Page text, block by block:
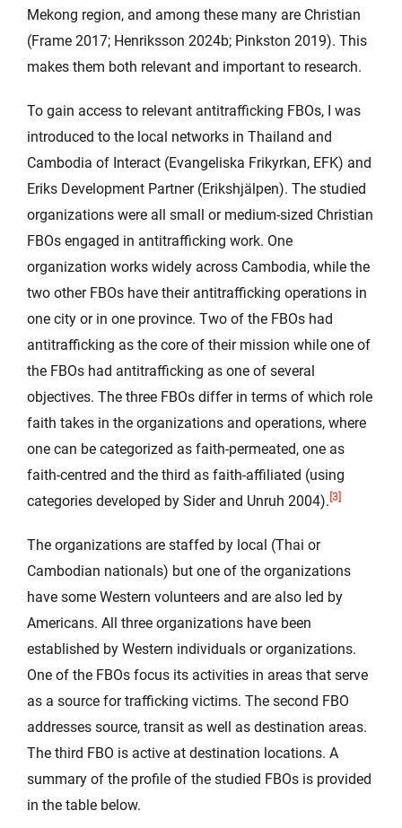
Mekong region, and among these many are Christian
(Frame 2017; Henriksson 2024b; Pinkston 2019). This
makes them both relevant and important to research.
To gain access to relevant antitrafficking FBOs, I was
introduced to the local networks in Thailand and
Cambodia of Interact (Evangeliska Frikyrkan, EFK) and
Eriks Development Partner (Erikshjälpen). The studied
organizations were all small or medium-sized Christian
FBOs engaged in antitrafficking work. One
organization works widely across Cambodia, while the
two other FBOs have their antitrafficking operations in
one city or in one province. Two of the FBOs had
antitrafficking as the core of their mission while one of
the FBOs had antitrafficking as one of several
objectives. The three FBOs differ in terms of which role
faith takes in the organizations and operations, where
one can be categorized as faith-permeated, one as
faith-centred and the third as faith-affiliated (using
categories developed by Sider and Unruh 2004). [3]
The organizations are staffed by local (Thai or
Cambodian nationals) but one of the organizations
have some Western volunteers and are also led by
Americans. All three organizations have been
established by Western individuals or organizations.
One of the FBOs focus its activities in areas that serve
as a source for trafficking victims. The second FBO
addresses source, transit as well as destination areas.
The third FBO is active at destination locations. A
summary of the profile of the studied FBOs is provided
in the table below.